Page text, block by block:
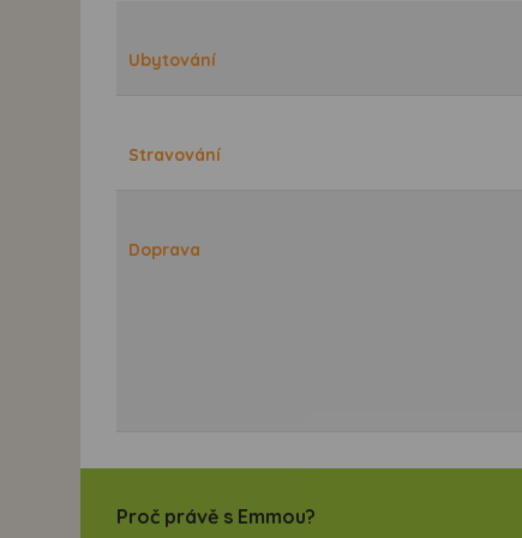
Ubytování
Stravování
Doprava
Proč právě s Emmou?